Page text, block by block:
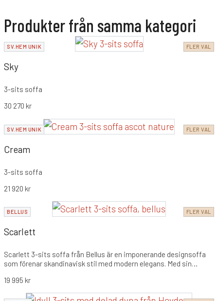
Produkter från samma kategori
SV.HEM UNIK FLER VAL
Sky
3-sits soffa
30 270 kr
SV.HEM UNIK FLER VAL
Cream
3-sits soffa
21 920 kr
BELLUS FLER VAL
Scarlett
Scarlett 3-sits soffa från Bellus är en imponerande designsoffa
som förenar skandinavisk stil med modern elegans. Med sin
erbjuder den en oemotståndligt inbjudande sittupplevelse för
avkoppling och umgänge.
19 995 kr